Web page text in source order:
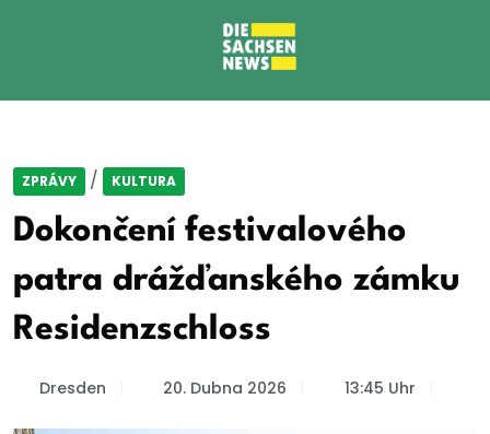
ZPRÁVY / KULTURA
Dokončení festivalového
patra drážďanského zámku
Residenzschloss
Dresden 20. Dubna 2026 13:45 Uhr